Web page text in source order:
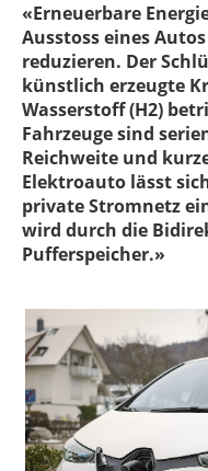
«Erneuerbare
Ausstoss eines
reduzieren. Der
künstlich erzeugte
Wasserstoff (H2)
Fahrzeuge sind
Reichweite und
Elektroauto lässt
private Stromnetz
wird durch die
Pufferspeicher.»